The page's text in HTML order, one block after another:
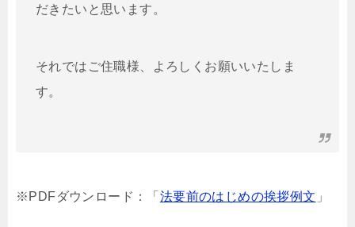
だきたいと思います。
それではご住職様、よろしくお願いいたしま
す。
※PDFダウンロード：「 法要前のはじめの挨拶例文 」